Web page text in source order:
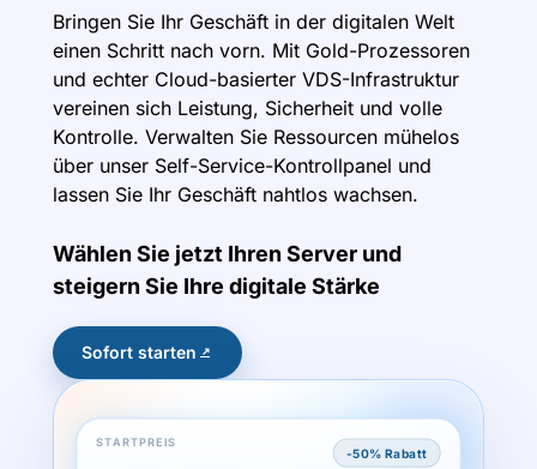
Bringen Sie Ihr Geschäft in der digitalen Welt
einen Schritt nach vorn. Mit Gold-Prozessoren
und echter Cloud-basierter VDS-Infrastruktur
vereinen sich Leistung, Sicherheit und volle
Kontrolle. Verwalten Sie Ressourcen mühelos
über unser Self-Service-Kontrollpanel und
lassen Sie Ihr Geschäft nahtlos wachsen.
Wählen Sie jetzt Ihren Server und
steigern Sie Ihre digitale Stärke
Sofort starten
STARTPREIS
-50% Rabatt